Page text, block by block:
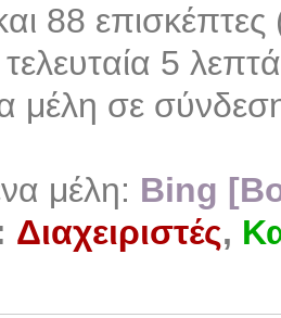
88
5
μέλη σε
μέλη: Bing
Διαχειριστές,